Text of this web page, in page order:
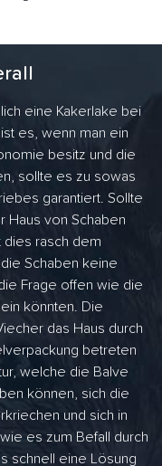
eine Kakerlake bei
es, wenn man ein
besitz und die
sollte es zu sowas
garantiert. Sollte
Haus von Schaben
dies rasch dem
Schaben keine
Frage offen wie die
könnten. Die
das Haus durch
betreten
welche die Balve
können, sich die
und sich in
es zum Befall durch
schnell eine Lösung